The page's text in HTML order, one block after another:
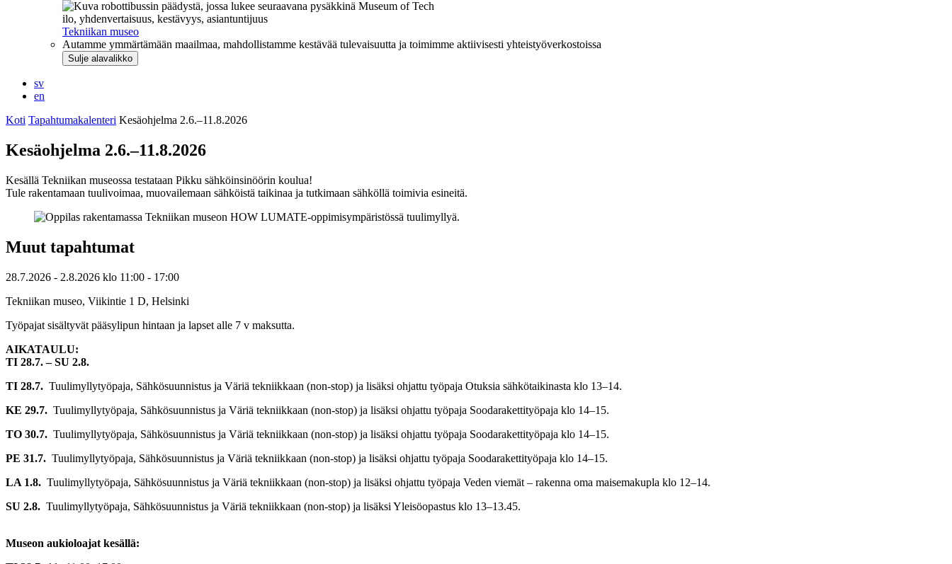
ilo, yhdenvertaisuus, kestävyys, asiantuntijuus
Tekniikan museo
Autamme ymmärtämään maailmaa, mahdollistamme kestävää tulevaisuutta ja toimimme aktiivisesti yhteistyöverkostoissa
Sulje alavalikko
sv
en
Koti Tapahtumakalenteri Kesäohjelma 2.6.–11.8.2026
Kesäohjelma 2.6.–11.8.2026
Kesällä Tekniikan museossa testataan Pikku sähköinsinöörin koulua!
Tule rakentamaan tuulivoimaa, muovailemaan sähköistä taikinaa ja tutkimaan sähköllä toimivia esineitä.
Muut tapahtumat
28.7.2026 - 2.8.2026 klo 11:00 - 17:00
Tekniikan museo, Viikintie 1 D, Helsinki
Työpajat sisältyvät pääsylipun hintaan ja lapset alle 7 v maksutta.
AIKATAULU:
TI 28.7. – SU 2.8.
TI 28.7. Tuulimyllytyöpaja, Sähkösuunnistus ja Väriä tekniikkaan (non-stop) ja lisäksi ohjattu työpaja Otuksia sähkötaikinasta klo 13–14.
KE 29.7. Tuulimyllytyöpaja, Sähkösuunnistus ja Väriä tekniikkaan (non-stop) ja lisäksi ohjattu työpaja Soodarakettityöpaja klo 14–15.
TO 30.7. Tuulimyllytyöpaja, Sähkösuunnistus ja Väriä tekniikkaan (non-stop) ja lisäksi ohjattu työpaja Soodarakettityöpaja klo 14–15.
PE 31.7. Tuulimyllytyöpaja, Sähkösuunnistus ja Väriä tekniikkaan (non-stop) ja lisäksi ohjattu työpaja Soodarakettityöpaja klo 14–15.
LA 1.8. Tuulimyllytyöpaja, Sähkösuunnistus ja Väriä tekniikkaan (non-stop) ja lisäksi ohjattu työpaja Veden viemät – rakenna oma maisemakupla klo 12–14.
SU 2.8. Tuulimyllytyöpaja, Sähkösuunnistus ja Väriä tekniikkaan (non-stop) ja lisäksi Yleisöopastus klo 13–13.45.
Museon aukioloajat kesällä: